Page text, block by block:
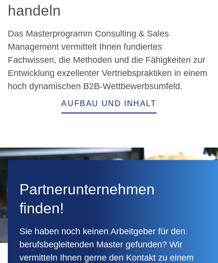
handeln
Das Masterprogramm Consulting & Sales
Management vermittelt Ihnen fundiertes
Fachwissen, die Methoden und die Fähigkeiten zur
Entwicklung exzellenter Vertriebspraktiken in einem
hoch dynamischen B2B-Wettbewerbsumfeld.
AUFBAU UND INHALT
Partnerunternehmen
finden!
Sie haben noch keinen Arbeitgeber für den
berufsbegleitenden Master gefunden? Wir
vermitteln Ihnen gerne den Kontakt zu einem